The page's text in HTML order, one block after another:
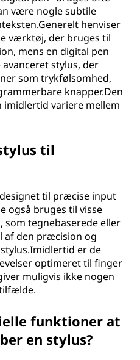
være nogle subtile
henviser
værktøj, der bruges til
mens en digital pen
stylus, der
som trykfølsomhed,
knapper.Den
variere mellem
til
til præcise input
også bruges til visse
tegnebaserede eller
af den præcision og
er de
optimeret til finger
muligvis ikke nogen
funktioner at
en stylus?